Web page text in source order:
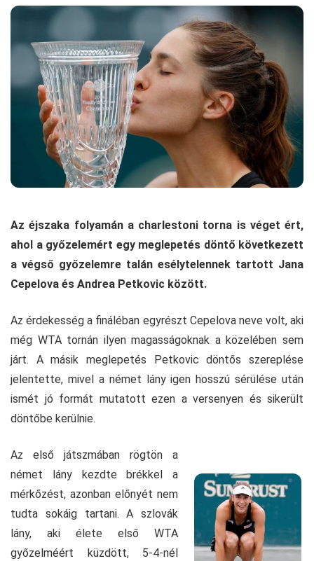
Az éjszaka folyamán a charlestoni torna is véget ért,
ahol a győzelemért egy meglepetés döntő következett
a végső győzelemre talán esélytelennek tartott Jana
Cepelova és Andrea Petkovic között.
Az érdekesség a fináléban egyrészt Cepelova neve volt, aki
még WTA tornán ilyen magasságoknak a közelében sem
járt. A másik meglepetés Petkovic döntős szereplése
jelentette, mivel a német lány igen hosszú sérülése után
ismét jó formát mutatott ezen a versenyen és sikerült
döntőbe kerülnie.
Az első játszmában rögtön a
német lány kezdte brékkel a
mérkőzést, azonban előnyét nem
tudta sokáig tartani. A szlovák
lány, aki élete első WTA
győzelméért küzdött, 5-4-nél